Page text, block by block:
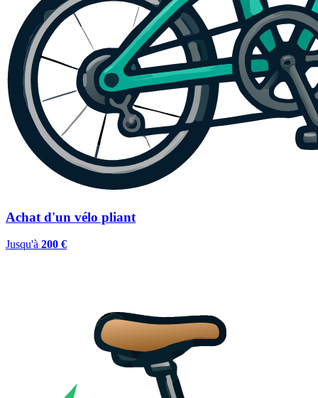
Achat d'un vélo pliant
Jusqu'à 200 €